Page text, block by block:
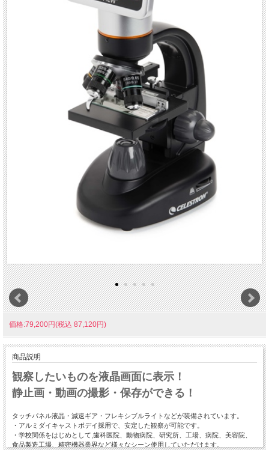
価格:79,200円(税込 87,120円)
商品説明
観察したいものを液晶画面に表示！
静止画・動画の撮影・保存ができる！
タッチパネル液晶・減速ギア・フレキシブルライトなどが装備されています。
・アルミダイキャストボデイ採用で、安定した観察が可能です。
・学校関係をはじめとして,歯科医院、動物病院、研究所、工場、病院、美容院、
食品製造工場、精密機器業界など様々なシーン使用していただけます。